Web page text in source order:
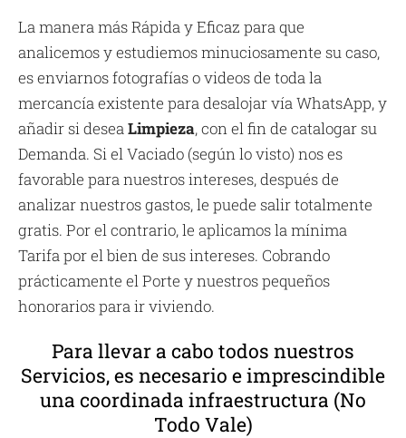
La manera más Rápida y Eficaz para que
analicemos y estudiemos minuciosamente su caso,
es enviarnos fotografías o videos de toda la
mercancía existente para desalojar vía WhatsApp, y
añadir si deseaLimpieza, con el fin de catalogar su
Demanda. Si el Vaciado (según lo visto) nos es
favorable para nuestros intereses, después de
analizar nuestros gastos, le puede salir totalmente
gratis. Por el contrario, le aplicamos la mínima
Tarifa por el bien de sus intereses. Cobrando
prácticamente el Porte y nuestros pequeños
honorarios para ir viviendo.
Para llevar a cabo todos nuestros
Servicios, es necesario e imprescindible
una coordinada infraestructura (No
Todo Vale)